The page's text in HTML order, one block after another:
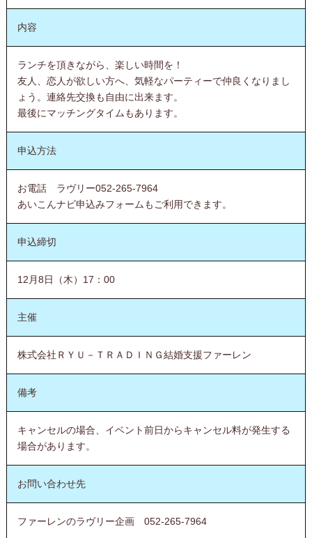
内容
ランチを頂きながら、楽しい時間を！
友人、恋人が欲しい方へ、気軽なパーティーで仲良くなりまし
ょう。連絡先交換も自由に出来ます。
最後にマッチングタイムもあります。
申込方法
お電話 ラヴリー052-265-7964
あいこんナビ申込みフォームもご利用できます。
申込締切
12月8日（木）17：00
主催
株式会社ＲＹＵ－ＴＲＡＤＩＮＧ結婚支援ファーレン
備考
キャンセルの場合、イベント前日からキャンセル料が発生する
場合があります。
お問い合わせ先
ファーレンのラヴリー企画 052-265-7964